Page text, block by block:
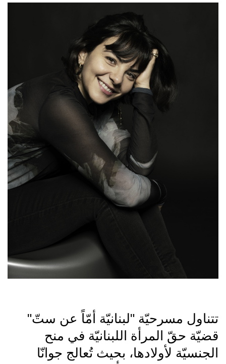
تتناول مسرحيّة "لبنانيّة أمّاً عن ستّ"
قضيّة حقّ المرأة اللبنانيّة في منح
الجنسيّة لأولادها، بحيث تُعالج جوانّا